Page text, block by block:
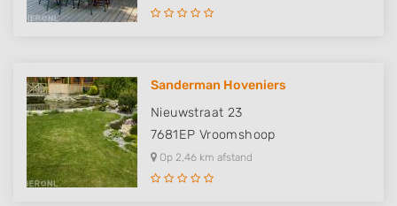
Sanderman Hoveniers
Nieuwstraat 23
7681EP Vroomshoop
Op 2,46 km afstand